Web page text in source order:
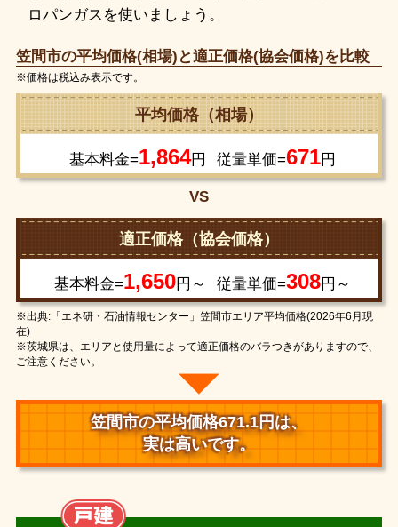
ロパンガスを使いましょう。
笠間市の平均価格(相場)と適正価格(協会価格)を比較
※価格は税込み表示です。
平均価格（相場）
基本料金=1,864円 従量単価=671円
VS
適正価格（協会価格）
基本料金=1,650円～ 従量単価=308円～
※出典:「エネ研・石油情報センター」笠間市エリア平均価格(2026年6月現
在)
※茨城県は、エリアと使用量によって適正価格のバラつきがありますので、
ご注意ください。
笠間市の平均価格671.1円は、
実は高いです。